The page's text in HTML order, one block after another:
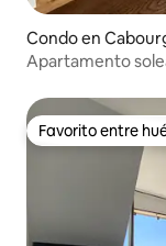
Condo en
Apartamento
Favorito entre
Favorito entre